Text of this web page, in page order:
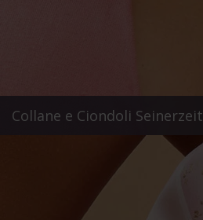
Collane e Ciondoli Seinerzeit